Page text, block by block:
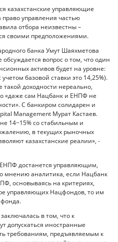
казахстанские управляющие
управления частью
отбора неизвестны –
своими предположениями.
банка Умут Шаяхметова
вопрос о том, что один
активов будет на уровне:
базовой ставки это 14,25%).
доходности нереально,
«даже сам Нацбанк и ЕНПФ не
С банкиром солидарен и
Management Мурат Кастаев.
14−15% со стабильным и
в текущих рыночных
казахстанские реалии», -
ЕНПФ достанется управляющим,
мнению аналитика, если Нацбанк
основываясь на критериях,
управляющих Нацфондов, то им
фонда.
в том, что к
допускаться иностранные
требованиям, предъявляемым к